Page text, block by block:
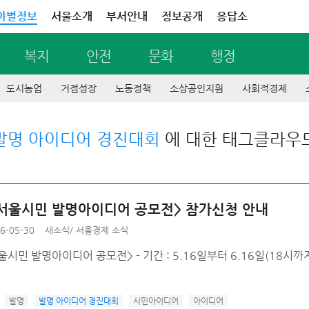
별정보 서울소개 부서안내 정보공개 응답소
복지 안전 문화 행정
도시농업 거점성장 노동정책 소상공인지원 사회적경제
명 아이디어 경진대회 에 대한 태그클라우
울시민 발명아이디어 공모전> 참가신청 안내
05-30 새소식/ 서울경제 소식
시민 발명아이디어 공모전> - 기간 : 5.16일부터 6.16일(18시까
발명 발명 아이디어 경진대회 시민아이디어 아이디어